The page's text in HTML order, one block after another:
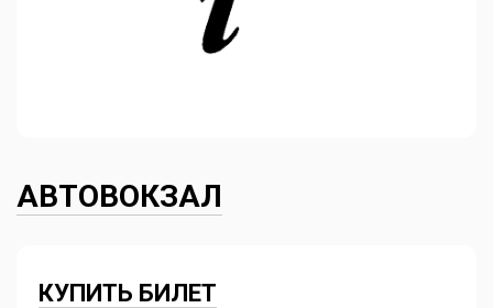
АВТОВОКЗАЛ
КУПИТЬ БИЛЕТ